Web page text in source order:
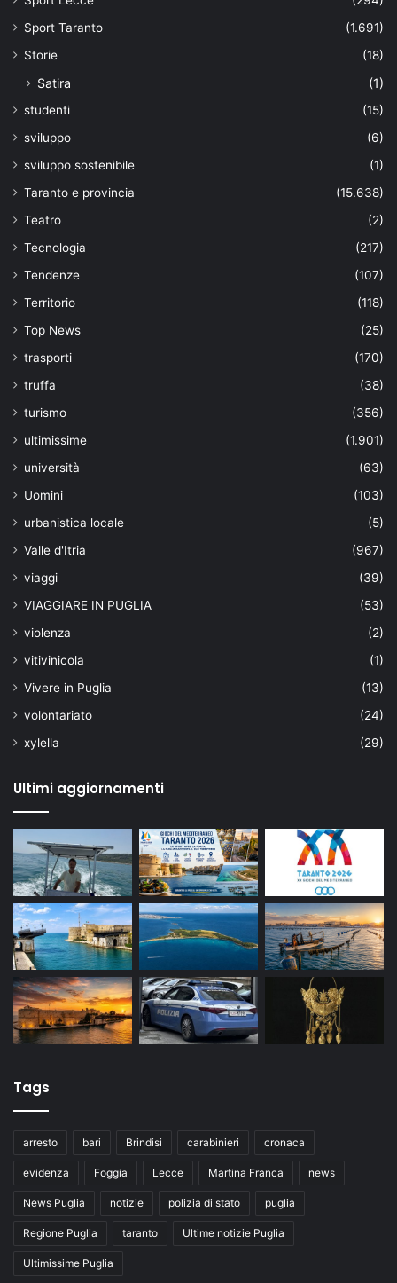
Sport Taranto
(1.691)
Storie
(18)
Satira (1)
studenti
(15)
sviluppo
(6)
sviluppo sostenibile
(1)
Taranto e provincia
(15.638)
Teatro
(2)
Tecnologia
(217)
Tendenze
(107)
Territorio
(118)
Top News
(25)
trasporti
(170)
truffa
(38)
turismo
(356)
ultimissime
(1.901)
università
(63)
Uomini
(103)
urbanistica locale
(5)
Valle d'Itria
(967)
viaggi
(39)
VIAGGIARE IN PUGLIA
(53)
violenza
(2)
vitivinicola
(1)
Vivere in Puglia
(13)
volontariato
(24)
xylella
(29)
Ultimi aggiornamenti
Tags
arresto bari Brindisi carabinieri cronaca
evidenza Foggia Lecce Martina Franca news
News Puglia notizie polizia di stato puglia
Regione Puglia taranto Ultime notizie Puglia
Ultimissime Puglia